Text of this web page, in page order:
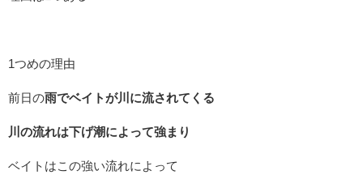
1つめの理由
前日の雨でベイトが川に流されてくる
川の流れは下げ潮によって強まり
ベイトはこの強い流れによって